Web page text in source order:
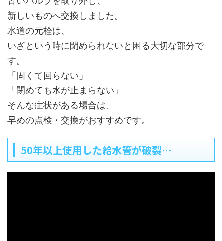
新しいものへ交換しました。
水道の元栓は、
いざという時に閉められないと困る大切な部分で
す。
「固くて回らない」
「閉めても水が止まらない」
そんな症状がある場合は、
早めの点検・交換がおすすめです。
50年以上使用した給水管が破裂…